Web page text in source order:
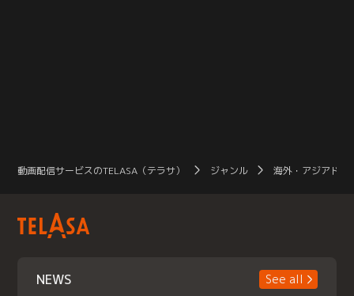
動画配信サービスのTELASA（テラサ） ジャンル 海外・アジアドラ
NEWS See all